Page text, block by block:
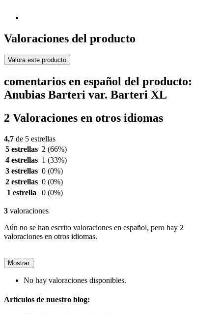
Valoraciones del producto
Valora este producto
comentarios en español del producto:
Anubias Barteri var. Barteri XL
2 Valoraciones en otros idiomas
4,7 de 5 estrellas
5 estrellas 2 (66%)
4 estrellas 1 (33%)
3 estrellas 0 (0%)
2 estrellas 0 (0%)
1 estrella
0 (0%)
3 valoraciones
Aún no se han escrito valoraciones en español, pero hay 2
valoraciones en otros idiomas.
Mostrar
No hay valoraciones disponibles.
Artículos de nuestro blog: